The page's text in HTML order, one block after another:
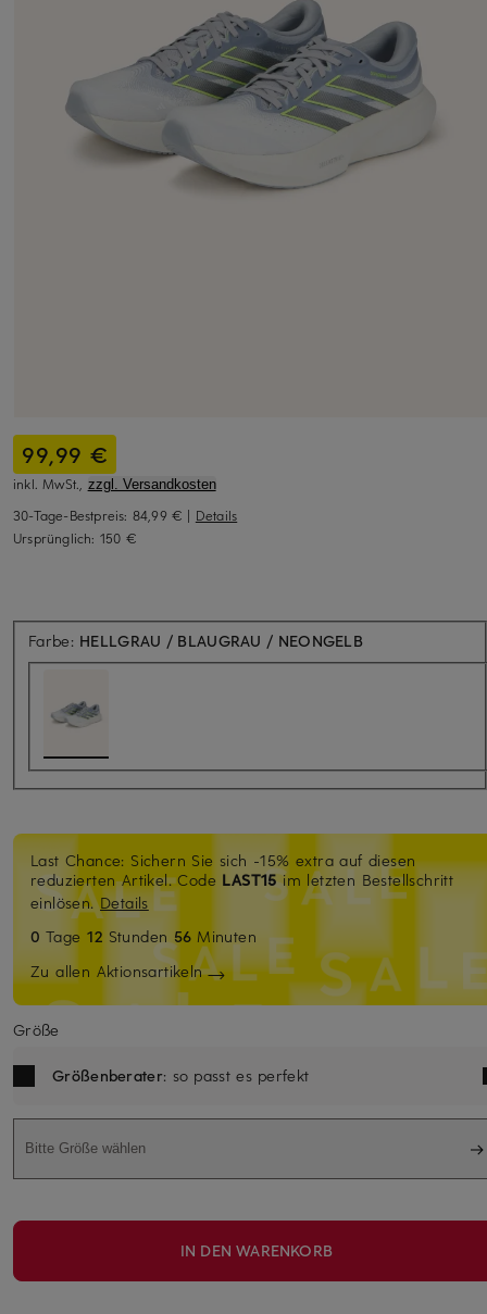
99,99 €
inkl. MwSt., zzgl. Versandkosten
30-Tage-Bestpreis: 84,99 € | Details
Ursprünglich: 150 €
Farbe: HELLGRAU / BLAUGRAU / NEONGELB
Last Chance: Sichern Sie sich -15% extra auf diesen
reduzierten Artikel. Code LAST15im letzten Bestellschritt
einlösen.Details
0 Tage12 Stunden 56 Minuten
Zu allen Aktionsartikeln
Größe
Größenberater: so passt es perfekt
Bitte Größe wählen
IN DEN WARENKORB